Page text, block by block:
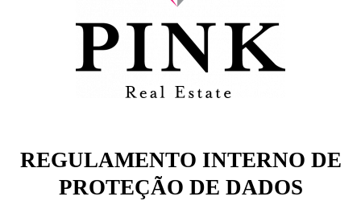
REGULAMENTO INTERNO DE
PROTEÇÃO DE DADOS